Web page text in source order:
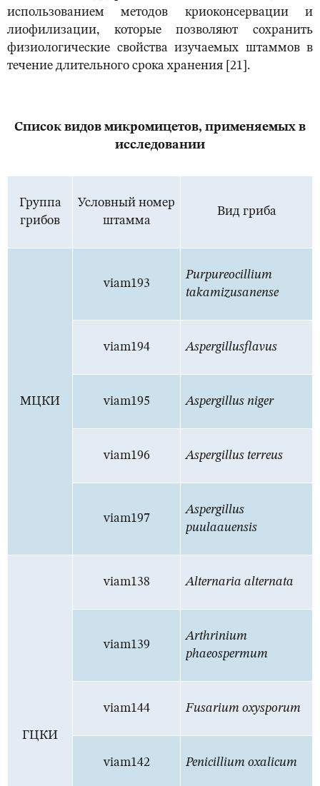
использованием методов криоконсервации и
лиофилизации, которые позволяют сохранить
физиологические свойства изучаемых штаммов в
течение длительного срока хранения [21].
Список видов микромицетов, применяемых в
исследовании
Группа
грибов
Условный номер
штамма
Вид гриба
МЦКИ
viam193
Purpureocillium
takamizusanense
viam194 Aspergillusflavus
viam195 Aspergillus niger
viam196 Aspergillus terreus
viam197
Aspergillus
puulaauensis
ГЦКИ
viam138 Alternaria alternata
viam139
Arthrinium
phaeospermum
viam144 Fusarium oxysporum
viam142 Penicillium oxalicum